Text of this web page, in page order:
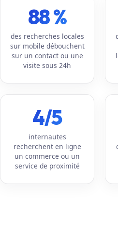
88 %
des recherches locales
sur mobile débouchent
sur un contact ou une
visite sous 24h
4/5
internautes
recherchent en ligne
un commerce ou un
service de proximité